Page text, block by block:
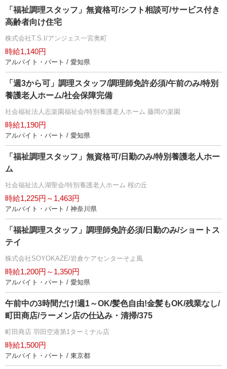
「福祉調理スタッフ」無資格可/シフト相談可/サービス付き
高齢者向け住宅
株式会社T.S.I/アンジェス一宮奥町
時給1,140円
アルバイト・パート / 愛知県
「週3から可」調理スタッフ/調理師免許必須/午前のみ/特別
養護老人ホーム/社会保障完備
社会福祉法人志楽園福祉会/特別養護老人ホーム 藤岡の楽園
時給1,190円
アルバイト・パート / 愛知県
「福祉調理スタッフ」無資格可/日勤のみ/特別養護老人ホー
ム
社会福祉法人湖聖会/特別養護老人ホーム 桜の丘
時給1,225円～1,463円
アルバイト・パート / 神奈川県
「福祉調理スタッフ」調理師免許必須/日勤のみ/ショートス
テイ
株式会社SOYOKAZE/岩倉ケアセンターそよ風
時給1,200円～1,350円
アルバイト・パート / 愛知県
午前中の3時間だけ!週1～OK/髪色自由!金髪もOK/残業なし/
町田商店/ラーメン店の仕込み・清掃/375
町田商店 羽田空港第1ターミナル店
時給1,500円
アルバイト・パート / 東京都